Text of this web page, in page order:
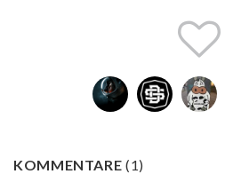
KOMMENTARE(1)